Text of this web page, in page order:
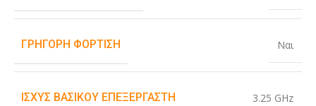
ΓΡΉΓΟΡΗ ΦΌΡΤΙΣΗ Ναι
ΙΣΧΎΣ ΒΑΣΙΚΟΎ ΕΠΕΞΕΡΓΑΣΤΉ 3.25 GHz